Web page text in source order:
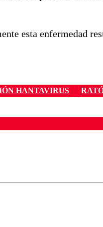
esta enfermedad
HANTAVIRUS